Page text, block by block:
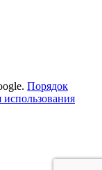
Порядок
использования